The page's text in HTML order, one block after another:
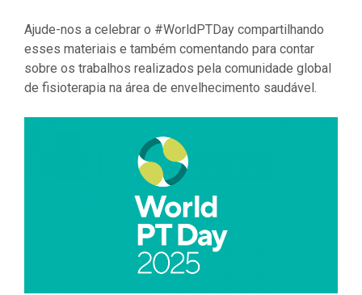
Ajude-nos a celebrar o #WorldPTDay compartilhando
esses materiais e também comentando para contar
sobre os trabalhos realizados pela comunidade global
de fisioterapia na área de envelhecimento saudável.